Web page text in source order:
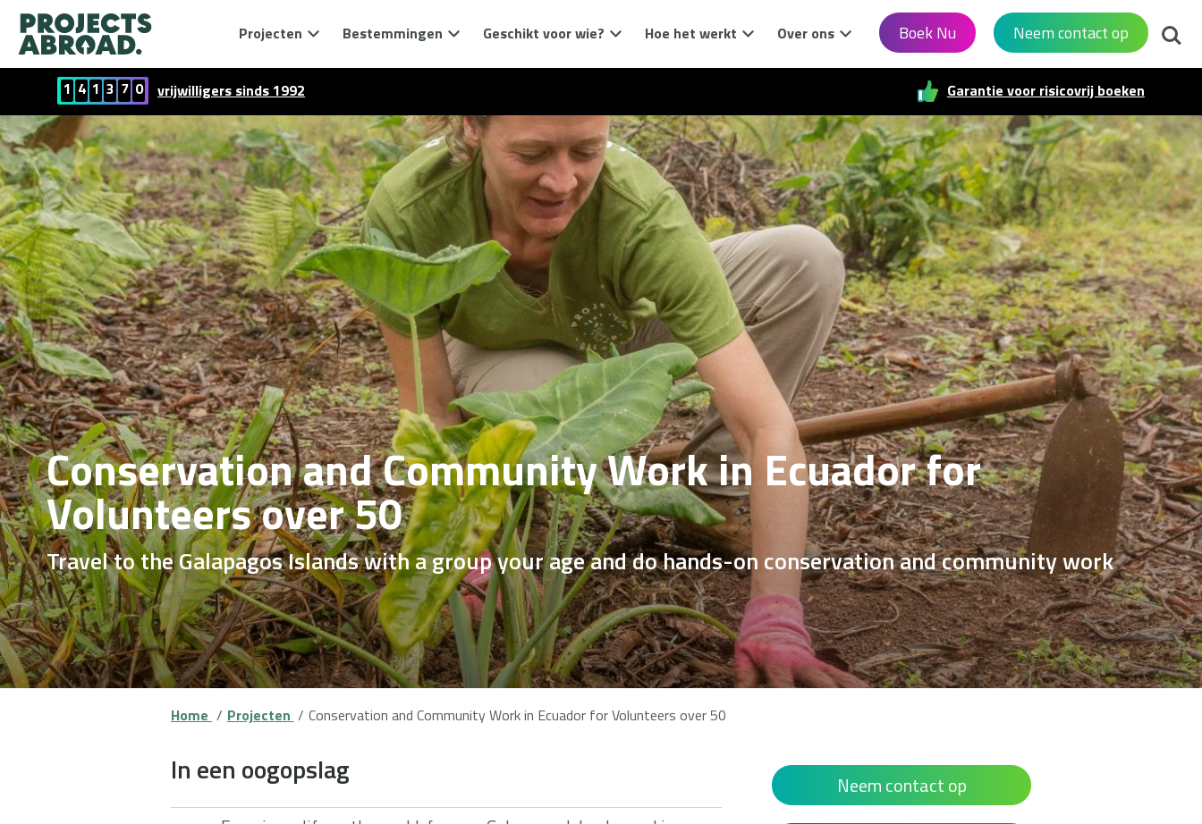
Projecten Bestemmingen Geschikt voor wie? Hoe het werkt Over ons Boek Nu Neem contact op Zoek
1 4 1 3 7 0 vrijwilligers sinds 1992 Garantie voor risicovrij boeken
Conservation and Community Work in Ecuador for
Volunteers over 50
Travel to the Galapagos Islands with a group your age and do hands-on conservation and community work
Home Projecten Conservation and Community Work in Ecuador for Volunteers over 50
In een oogopslag Neem contact op